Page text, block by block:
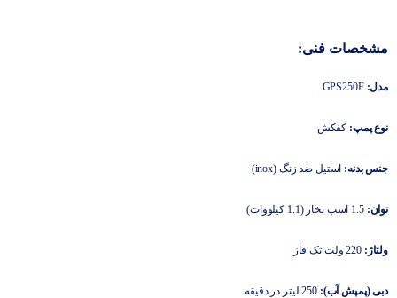
مشخصات فنی:
مدل: GPS250F
نوع پمپ: کفکش
جنس بدنه: استیل ضد زنگ (inox)
توان: 1.5 اسب بخار (1.1 کیلووات)
ولتاژ: 220 ولت تک فاز
دبی (پمپش آب): 250 لیتر در دقیقه